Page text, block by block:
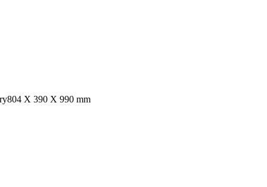
804 X 390 X 990 mm